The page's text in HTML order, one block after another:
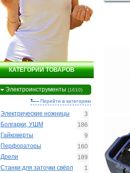
КАТЕГОРИИ ТОВАРОВ
Электроинструменты (1610)
Перейти в категорию
Электрические ножницы
3
Болгарки, УШМ
186
Гайковерты
9
Перфораторы
160
Дрели
189
Станки для заточки свёрл
1